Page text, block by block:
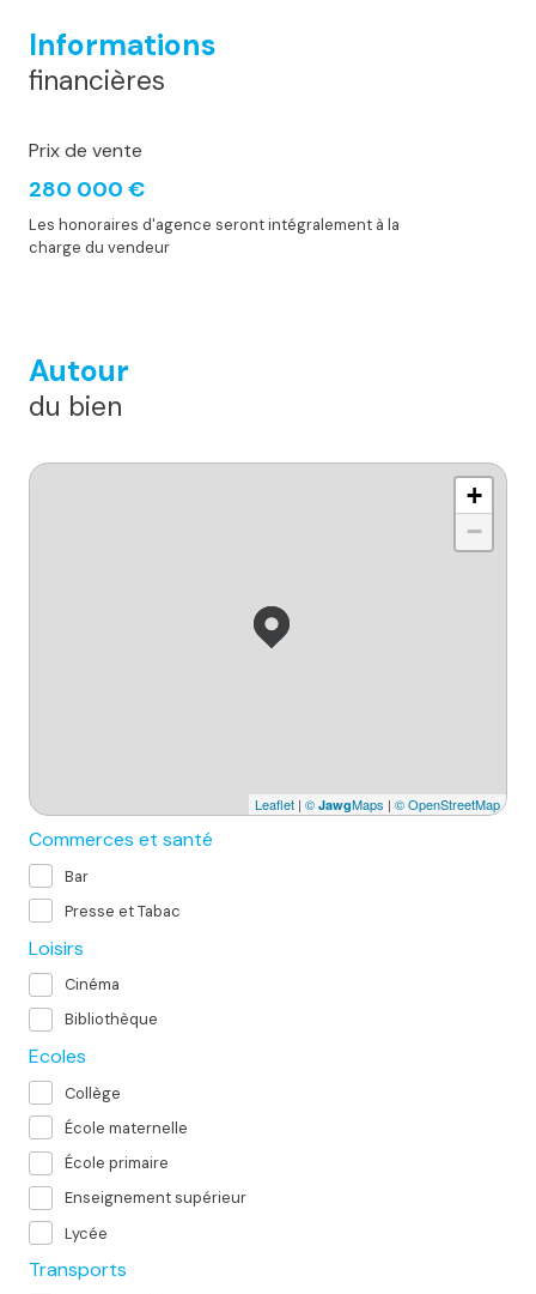
Informations
financières
Prix de vente
280 000 €
Les honoraires d'agence seront intégralement à la
charge du vendeur
Autour
du bien
+
−
Leaflet | © JawgMaps | © OpenStreetMap
Commerces et santé
Bar
Presse et Tabac
Loisirs
Cinéma
Bibliothèque
Ecoles
Collège
École maternelle
École primaire
Enseignement supérieur
Lycée
Transports